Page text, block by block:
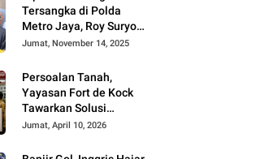
Tersangka di Polda
Metro Jaya, Roy Suryo
Cs Tidak Ditahan
Jumat, November 14, 2025
Persoalan Tanah,
Yayasan Fort de Kock
Tawarkan Solusi
Alternatif Kepada
Jumat, April 10, 2026